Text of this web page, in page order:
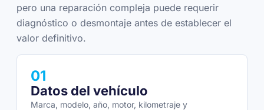
pero una reparación compleja puede requerir
diagnóstico o desmontaje antes de establecer el
valor definitivo.
01
Datos del vehículo
Marca, modelo, año, motor, kilometraje y